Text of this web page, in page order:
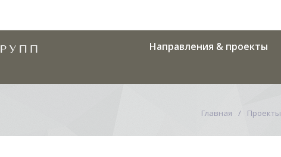
Направления & проекты
Главная Проекты